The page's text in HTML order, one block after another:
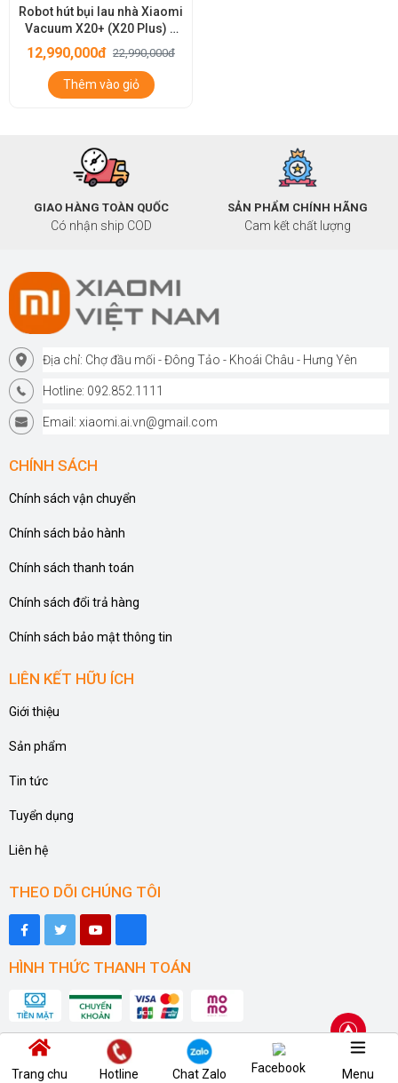
Robot hút bụi lau nhà Xiaomi
Vacuum X20+ (X20 Plus) –
Lực hút 6000Pa, pin
5200mAh, đa dạng tính năng
12,990,000đ 22,990,000đ
Thêm vào giỏ
GIAO HÀNG TOÀN QUỐC
Có nhận ship COD
SẢN PHẨM CHÍNH HÃNG
Cam kết chất lượng
Địa chỉ: Chợ đầu mối - Đông Tảo - Khoái Châu - Hưng Yên
Hotline: 092.852.1111
Email: xiaomi.ai.vn@gmail.com
CHÍNH SÁCH
Chính sách vận chuyển
Chính sách bảo hành
Chính sách thanh toán
Chính sách đổi trả hàng
Chính sách bảo mật thông tin
LIÊN KẾT HỮU ÍCH
Giới thiệu
Sản phẩm
Tin tức
Tuyển dụng
Liên hệ
THEO DÕI CHÚNG TÔI
HÌNH THỨC THANH TOÁN
Copyright © 2024 XIAOMI. Thiết kế bởiBivaco
Trang chu Hotline Chat Zalo Facebook Menu